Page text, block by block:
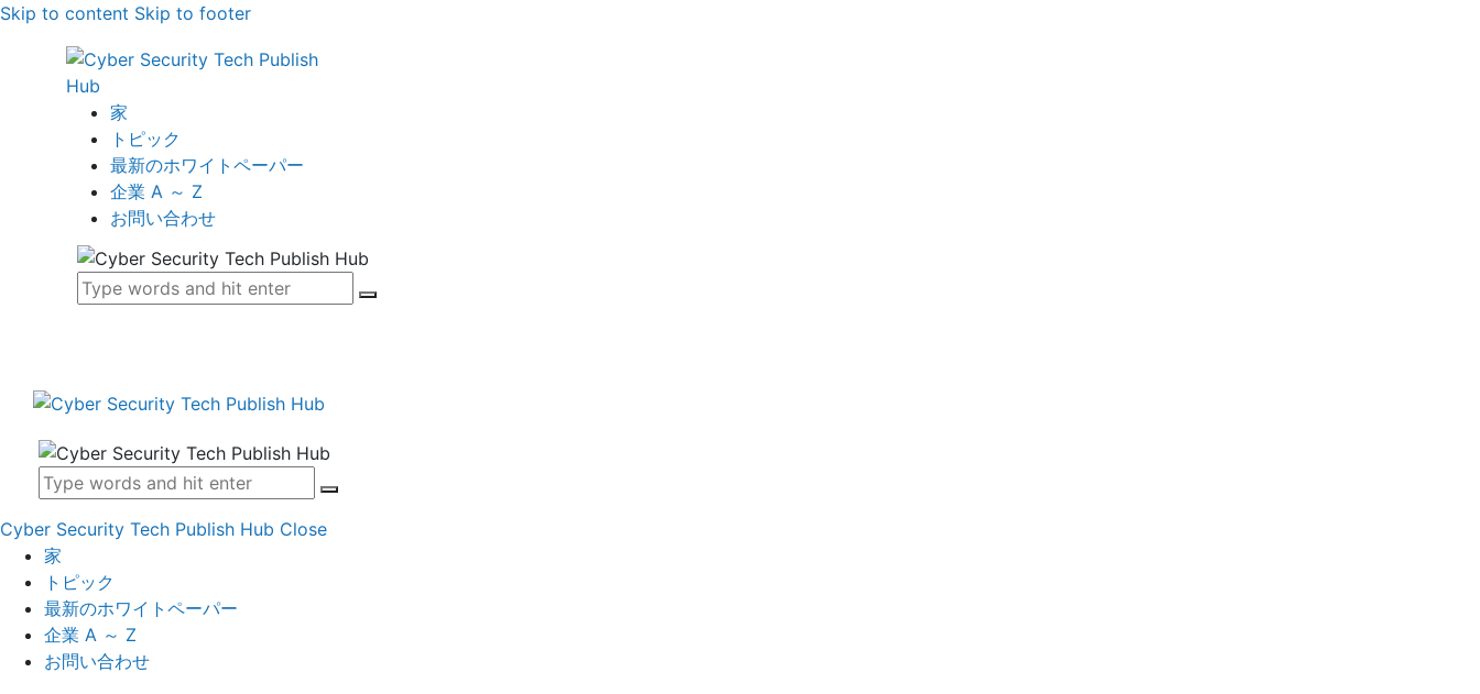
Skip to content Skip to footer
家
トピック
最新のホワイトペーパー
企業 A ～ Z
お問い合わせ
Cyber Security Tech Publish Hub Close
家
トピック
最新のホワイトペーパー
企業 A ～ Z
お問い合わせ